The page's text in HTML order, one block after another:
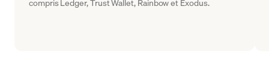
compris Ledger, Trust Wallet, Rainbow et Exodus.